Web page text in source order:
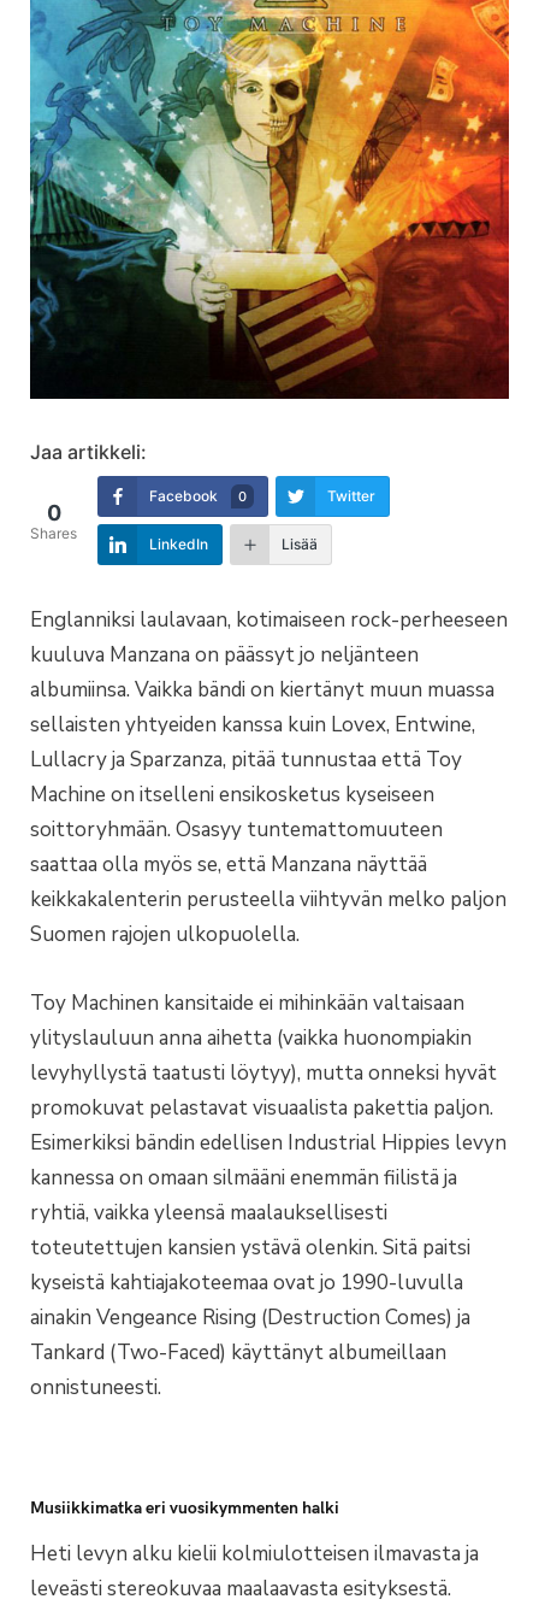
Jaa artikkeli:
0
Shares
Facebook 0 Twitter
LinkedIn Lisää
Englanniksi laulavaan, kotimaiseen rock-perheeseen
kuuluva Manzana on päässyt jo neljänteen
albumiinsa. Vaikka bändi on kiertänyt muun muassa
sellaisten yhtyeiden kanssa kuin Lovex, Entwine,
Lullacry ja Sparzanza, pitää tunnustaa että Toy
Machine on itselleni ensikosketus kyseiseen
soittoryhmään. Osasyy tuntemattomuuteen
saattaa olla myös se, että Manzana näyttää
keikkakalenterin perusteella viihtyvän melko paljon
Suomen rajojen ulkopuolella.
Toy Machinen kansitaide ei mihinkään valtaisaan
ylityslauluun anna aihetta (vaikka huonompiakin
levyhyllystä taatusti löytyy), mutta onneksi hyvät
promokuvat pelastavat visuaalista pakettia paljon.
Esimerkiksi bändin edellisen Industrial Hippies levyn
kannessa on omaan silmääni enemmän fiilistä ja
ryhtiä, vaikka yleensä maalauksellisesti
toteutettujen kansien ystävä olenkin. Sitä paitsi
kyseistä kahtiajakoteemaa ovat jo 1990-luvulla
ainakin Vengeance Rising (Destruction Comes) ja
Tankard (Two-Faced) käyttänyt albumeillaan
onnistuneesti.
Musiikkimatka eri vuosikymmenten halki
Heti levyn alku kielii kolmiulotteisen ilmavasta ja
leveästi stereokuvaa maalaavasta esityksestä.